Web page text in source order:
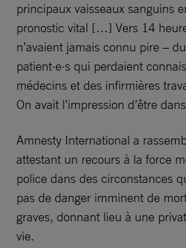
principaux vaisseaux sanguins
pronostic vital […] Vers 14
n’avaient jamais connu pire –
patient·e·s qui perdaient
médecins et des infirmières
On avait l’impression d’être
Amnesty International a
attestant un recours à la force
police dans des circonstances
pas de danger imminent de
graves, donnant lieu à une
vie.